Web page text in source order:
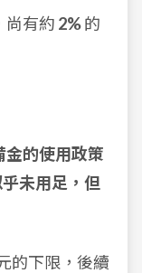
尚有約 2%的
金的使用政策
未用足，但
的下限，後續